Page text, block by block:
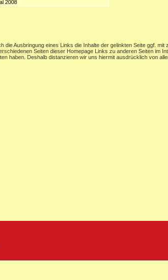
2008
Ausbringung eines Links die Inhalte der gelinkten Seite ggf.
Seiten dieser Homepage Links zu anderen Seiten im
haben. Deshalb distanzieren wir uns hiermit ausdrücklich von